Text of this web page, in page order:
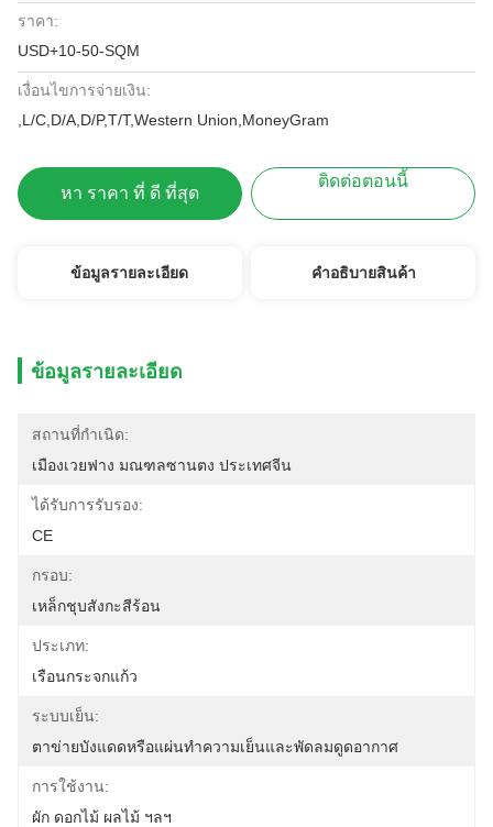
ราคา:
USD+10-50-SQM
เงื่อนไขการจ่ายเงิน:
,L/C,D/A,D/P,T/T,Western Union,MoneyGram
หา ราคา ที่ ดี ที่สุด
ติดต่อตอนนี้
ข้อมูลรายละเอียด คําอธิบายสินค้า
ข้อมูลรายละเอียด
สถานที่กำเนิด:
เมืองเวยฟาง มณฑลซานตง ประเทศจีน
ได้รับการรับรอง:
CE
กรอบ:
เหล็กชุบสังกะสีร้อน
ประเภท:
เรือนกระจกแก้ว
ระบบเย็น:
ตาข่ายบังแดดหรือแผ่นทำความเย็นและพัดลมดูดอากาศ
การใช้งาน:
ผัก ดอกไม้ ผลไม้ ฯลฯ